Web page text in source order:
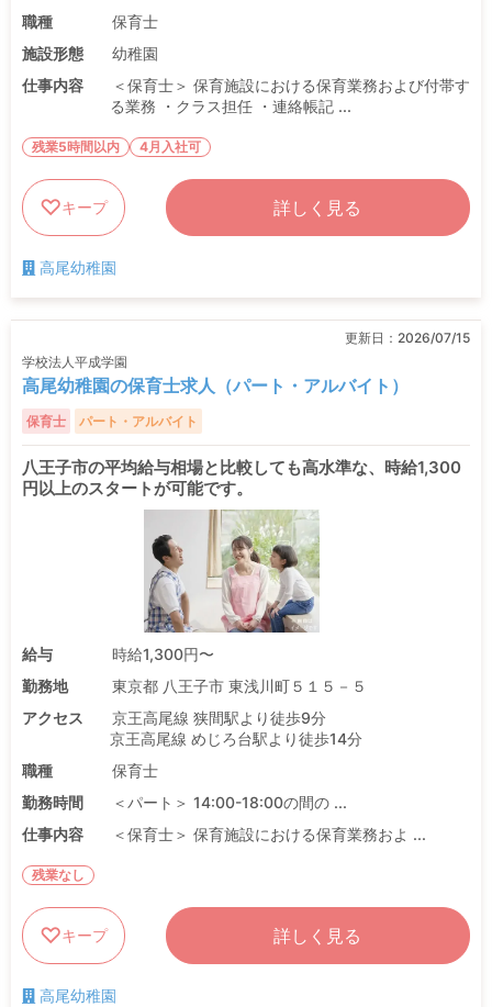
職種
保育士
施設形態
幼稚園
仕事内容
＜保育士＞ 保育施設における保育業務および付帯す
る業務 ・クラス担任 ・連絡帳記 ...
残業5時間以内 4月入社可
キープ 詳しく見る
高尾幼稚園
更新日： 2026/07/15
学校法人平成学園
高尾幼稚園の保育士求人（パート・アルバイト）
保育士 パート・アルバイト
八王子市の平均給与相場と比較しても高水準な、時給1,300
円以上のスタートが可能です。
給与
時給1,300円〜
勤務地
東京都 八王子市 東浅川町５１５－５
アクセス
京王高尾線 狭間駅より徒歩9分
京王高尾線 めじろ台駅より徒歩14分
職種
保育士
勤務時間
＜パート＞ 14:00-18:00の間の ...
仕事内容
＜保育士＞ 保育施設における保育業務およ ...
残業なし
キープ 詳しく見る
高尾幼稚園